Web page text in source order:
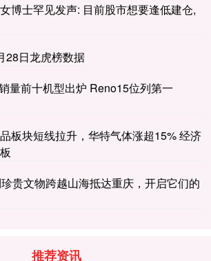
博士罕见发声: 目前股市想要逢低建仓,
28日龙虎榜数据
量前十机型出炉 Reno15位列第一
板块短线拉升，华特气体涨超15% 经济
贵文物跨越山海抵达重庆，开启它们的
推荐资讯